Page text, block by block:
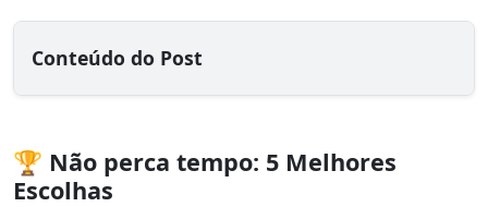
Conteúdo do Post
🏆 Não perca tempo: 5 Melhores
Escolhas